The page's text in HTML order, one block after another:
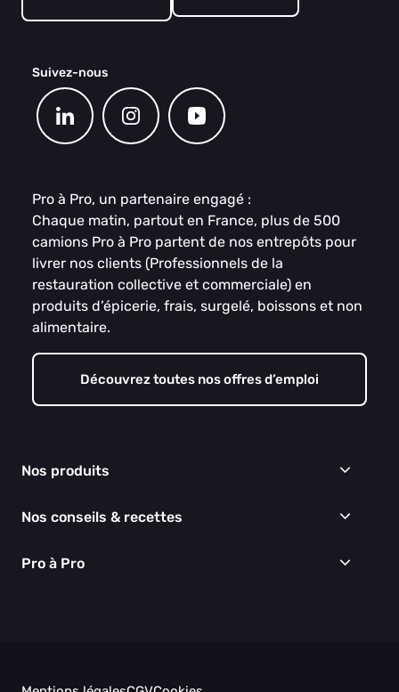
Suivez-nous
Pro à Pro, un partenaire engagé :
Chaque matin, partout en France, plus de 500
camions Pro à Pro partent de nos entrepôts pour
livrer nos clients (Professionnels de la
restauration collective et commerciale) en
produits d’épicerie, frais, surgelé, boissons et non
alimentaire.
Découvrez toutes nos offres d’emploi
Nos produits
Épicerie
Boissons
Nos conseils & recettes
Recettes
Pro à Pro